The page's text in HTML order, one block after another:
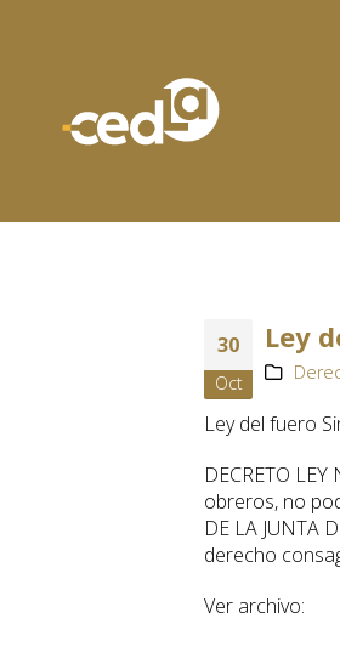
30
Oct
Ley
Ley del fuero
DECRETO
obreros, no
DE LA JUNTA
derecho
Ver archivo: